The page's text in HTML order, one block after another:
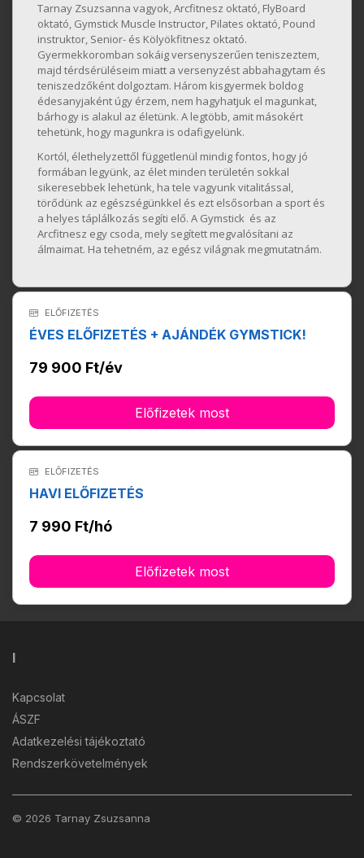
Tarnay Zsuzsanna vagyok, Arcfitnesz oktató, FlyBoard
oktató, Gymstick Muscle Instructor, Pilates oktató, Pound
instruktor, Senior- és Kölyökfitnesz oktató.
Gyermekkoromban sokáig versenyszerűen teniszeztem,
majd térdsérüléseim miatt a versenyzést abbahagytam és
teniszedzőként dolgoztam. Három kisgyermek boldog
édesanyjaként úgy érzem, nem hagyhatjuk el magunkat,
bárhogy is alakul az életünk. A legtöbb, amit másokért
tehetünk, hogy magunkra is odafigyelünk.
Kortól, élethelyzettől függetlenül mindig fontos, hogy jó
formában legyünk, az élet minden területén sokkal
sikeresebbek lehetünk, ha tele vagyunk vitalitással,
törődünk az egészségünkkel és ezt elsősorban a sport és
a helyes táplálkozás segíti elő. A Gymstick és az
Arcfitnesz egy csoda, mely segített megvalósítani az
álmaimat. Ha tehetném, az egész világnak megmutatnám.
ELŐFIZETÉS
ÉVES ELŐFIZETÉS + AJÁNDÉK GYMSTICK!
79 900 Ft/év
Előfizetek most
ELŐFIZETÉS
HAVI ELŐFIZETÉS
7 990 Ft/hó
Előfizetek most
I
Kapcsolat
ÁSZF
Adatkezelési tájékoztató
Rendszerkövetelmények
© 2026 Tarnay Zsuzsanna